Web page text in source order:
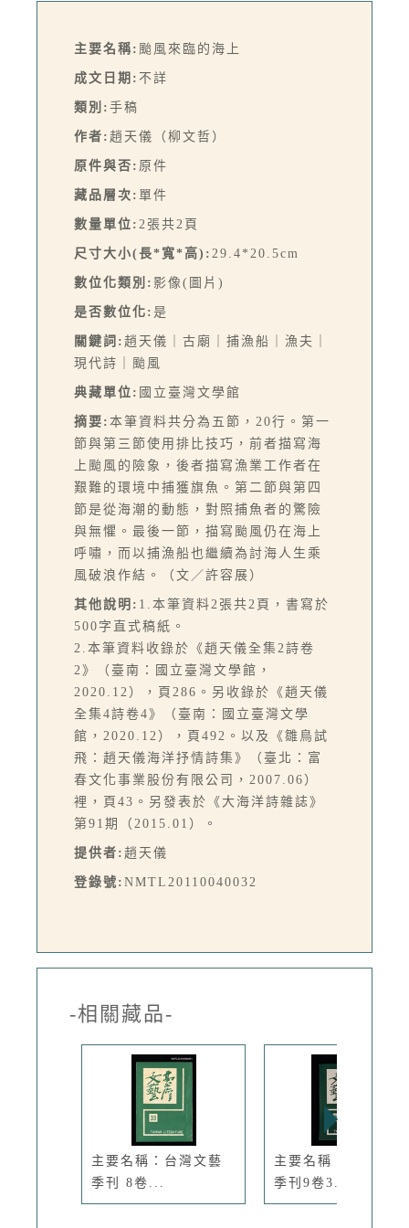
主要名稱: 颱風來臨的海上
成文日期: 不詳
類別: 手稿
作者: 趙天儀（柳文哲）
原件與否: 原件
藏品層次: 單件
數量單位: 2張共2頁
尺寸大小(長*寬*高): 29.4*20.5cm
數位化類別: 影像(圖片)
是否數位化: 是
關鍵詞: 趙天儀｜古廟｜捕漁船｜漁夫｜
現代詩｜颱風
典藏單位: 國立臺灣文學館
摘要: 本筆資料共分為五節，20行。第一
節與第三節使用排比技巧，前者描寫海
上颱風的險象，後者描寫漁業工作者在
艱難的環境中捕獲旗魚。第二節與第四
節是從海潮的動態，對照捕魚者的驚險
與無懼。最後一節，描寫颱風仍在海上
呼嘯，而以捕漁船也繼續為討海人生乘
風破浪作結。（文／許容展）
其他說明: 1.本筆資料2張共2頁，書寫於
500字直式稿紙。
2.本筆資料收錄於《趙天儀全集2詩卷
2》（臺南：國立臺灣文學館，
2020.12），頁286。另收錄於《趙天儀
全集4詩卷4》（臺南：國立臺灣文學
館，2020.12），頁492。以及《雛鳥試
飛：趙天儀海洋抒情詩集》（臺北：富
春文化事業股份有限公司，2007.06）
裡，頁43。另發表於《大海洋詩雜誌》
第91期（2015.01）。
提供者: 趙天儀
登錄號: NMTL20110040032
-相關藏品-
主要名稱：台灣文藝
季刊 8卷...
主要名稱：臺灣文藝
季刊9卷3...